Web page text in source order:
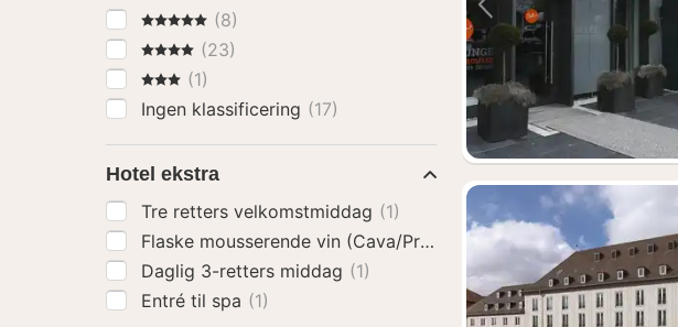
Forrige billede
5 Stjerner(8)
4 Stjerner
(23)
3 Stjerner
(1)
Ingen klassificering (17)
Hotel ekstra
Tre retters velkomstmiddag (1)
Flaske mousserende vin (Cava/Prosecco) (1)
Daglig 3-retters middag (1)
Entré til spa (1)